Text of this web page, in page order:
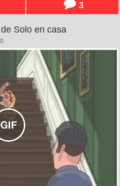
3
Solo en casa